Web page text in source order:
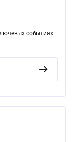
событиях